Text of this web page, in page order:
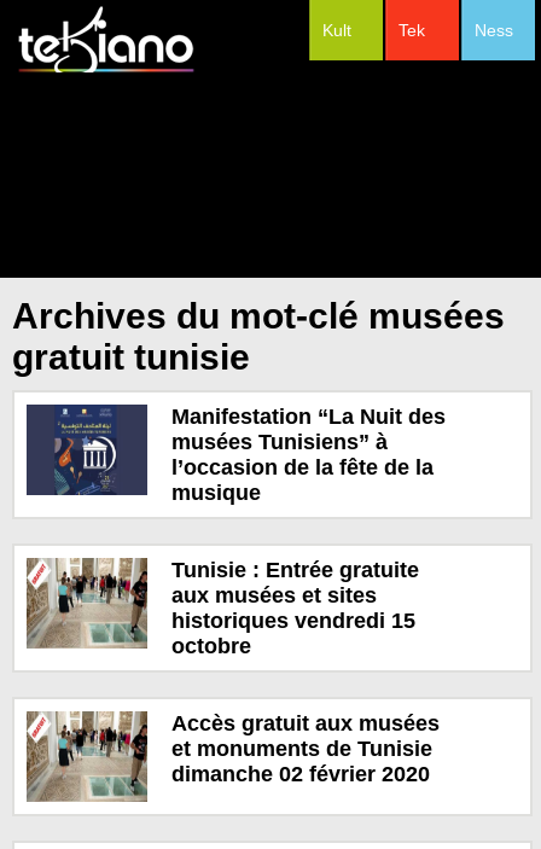
Ness
Tek
Kult
Archives du mot-clé musées
gratuit tunisie
Manifestation “La Nuit des
musées Tunisiens” à
l’occasion de la fête de la
musique
Tunisie : Entrée gratuite
aux musées et sites
historiques vendredi 15
octobre
Accès gratuit aux musées
et monuments de Tunisie
dimanche 02 février 2020